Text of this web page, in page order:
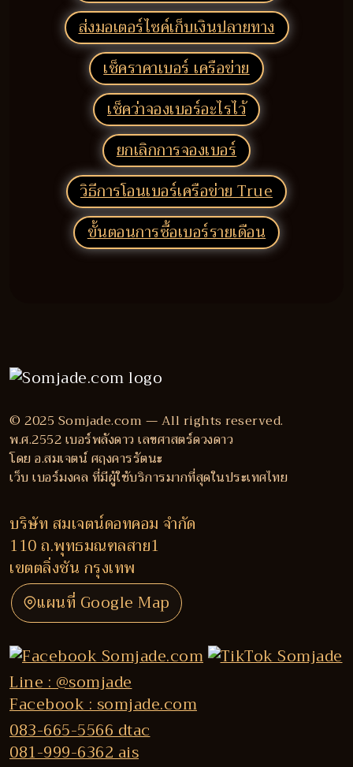
ส่งมอเตอร์ไซค์เก็บเงินปลายทาง
เช็คราคาเบอร์ เครือข่าย
เช็คว่าจองเบอร์อะไรไว้
ยกเลิกการจองเบอร์
วิธีการโอนเบอร์เครือข่าย True
ขั้นตอนการซื้อเบอร์รายเดือน
© 2025 Somjade.com — All rights reserved.
พ.ศ.2552 เบอร์พลังดาว เลขศาสตร์ดวงดาว
โดย อ.สมเจตน์ ศฤงคารรัตนะ
เว็บ เบอร์มงคล ที่มีผู้ใช้บริการมากที่สุดในประเทศไทย
บริษัท สมเจตน์ดอทคอม จำกัด
110 ถ.พุทธมณฑลสาย1
เขตตลิ่งชัน กรุงเทพ
แผนที่ Google Map
Line : @somjade
Facebook : somjade.com
083-665-5566 dtac
081-999-6362 ais